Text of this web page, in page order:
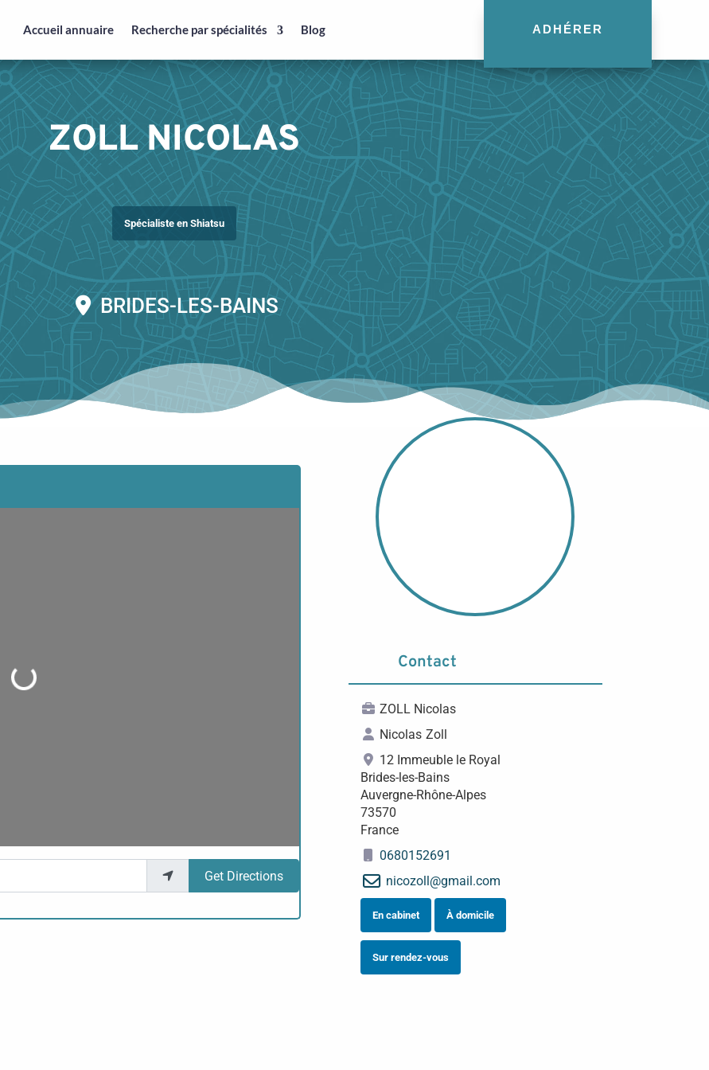
Accueil annuaire Recherche par spécialités Blog ADHÉRER
ZOLL NICOLAS
Spécialiste en Shiatsu
BRIDES-LES-BAINS
Loading...
Get Directions
Contact
ZOLL Nicolas
Nicolas Zoll
12 Immeuble le Royal
Brides-les-Bains
Auvergne-Rhône-Alpes
73570
France
0680152691
nicozoll@gmail.com
En cabinet À domicile
Sur rendez-vous